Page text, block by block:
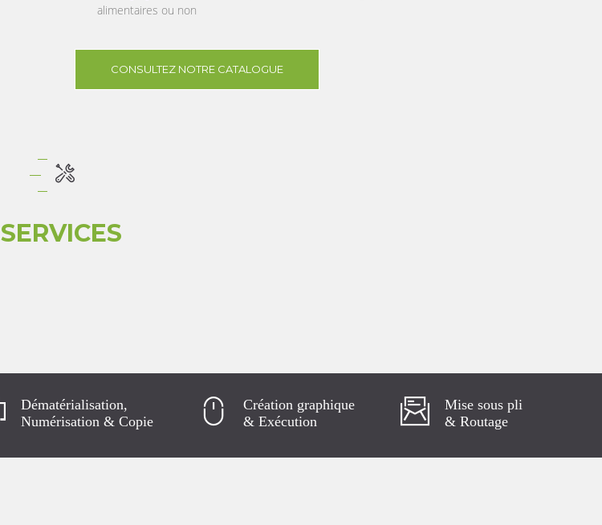
alimentaires ou non
CONSULTEZ NOTRE CATALOGUE
SERVICES
Dématérialisation,
Numérisation & Copie
Création graphique
& Exécution
Mise sous pli
& Routage